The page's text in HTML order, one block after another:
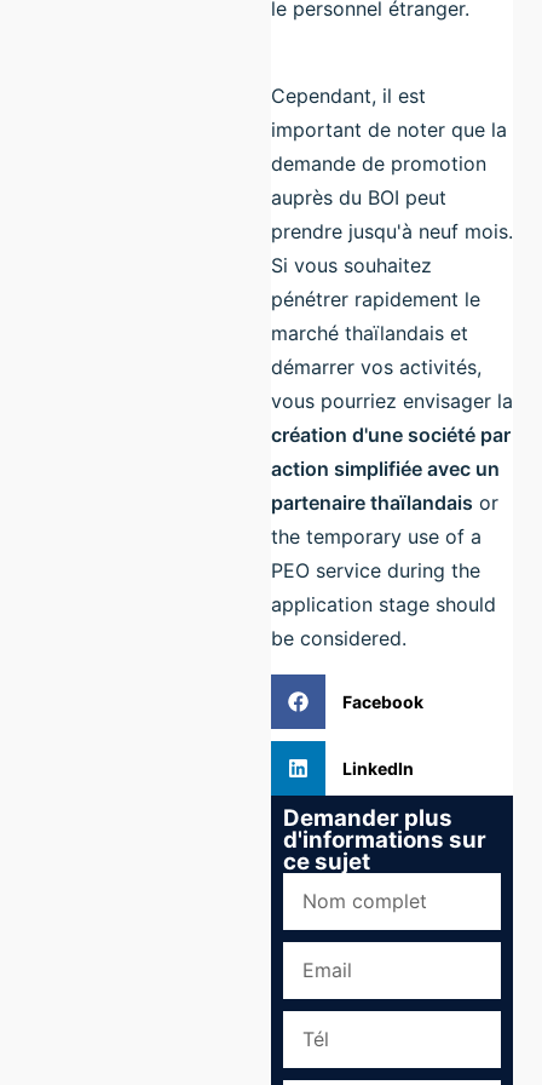
le personnel étranger.
Cependant, il est
important de noter que la
demande de promotion
auprès du BOI peut
prendre jusqu'à neuf mois.
Si vous souhaitez
pénétrer rapidement le
marché thaïlandais et
démarrer vos activités,
vous pourriez envisager la
création d'une société par
action simplifiée avec un
partenaire thaïlandais or
the temporary use of a
PEO service during the
application stage should
be considered.
Facebook
LinkedIn
Demander plus
d'informations sur
ce sujet